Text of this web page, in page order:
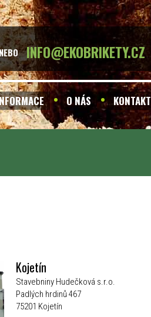
INFO@EKOBRIKETY.CZ
O NÁS KONTAKT
Kojetín
Stavebniny Hudečková s.r.o.
Padlých hrdinů 467
75201 Kojetín